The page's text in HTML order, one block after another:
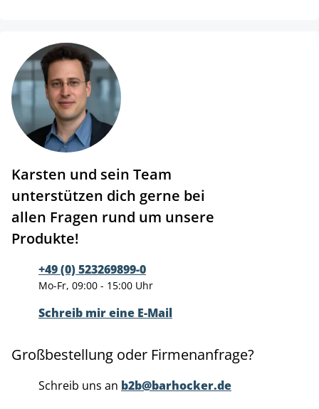
Karsten und sein Team
unterstützen dich gerne bei
allen Fragen rund um unsere
Produkte!
+49 (0) 523269899-0
Mo-Fr, 09:00 - 15:00 Uhr
Schreib mir eine E-Mail
Großbestellung oder Firmenanfrage?
Schreib uns an b2b@barhocker.de